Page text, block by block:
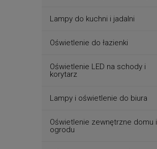
Lampy do kuchni i jadalni
Oświetlenie do łazienki
Oświetlenie LED na schody i
korytarz
Lampy i oświetlenie do biura
Oświetlenie zewnętrzne domu i
ogrodu